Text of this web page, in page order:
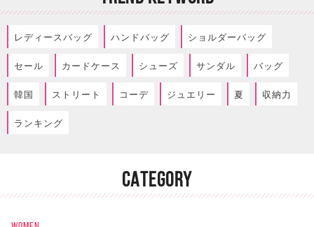
レディースバッグ ハンドバッグ ショルダーバッグ
セール カードケース シューズ サンダル バッグ
韓国 ストリート コーデ ジュエリー 夏 収納力
ランキング
CATEGORY